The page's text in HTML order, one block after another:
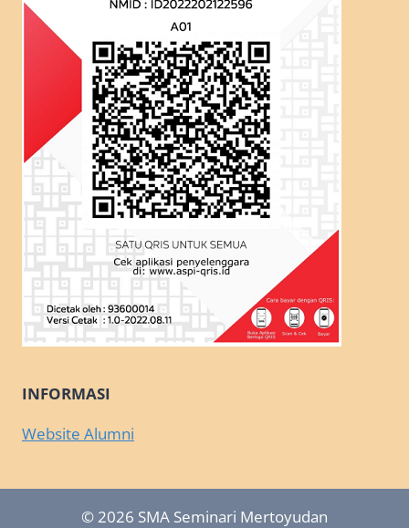
INFORMASI
Website Alumni
© 2026 SMA Seminari Mertoyudan